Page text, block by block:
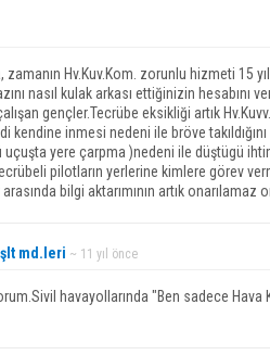
zamanın Hv.Kuv.Kom. zorunlu hizmeti
nasıl kulak arkası ettiğinizin hesabını
gençler.Tecrübe eksikliği artık
kendine inmesi nedeni ile bröve
uçuşta yere çarpma )nedeni ile düştügü
pilotların yerlerine kimlere görev
bilgi aktarımının artık
md.leri ~ 11 yıl önce
havayollarında "Ben sadece